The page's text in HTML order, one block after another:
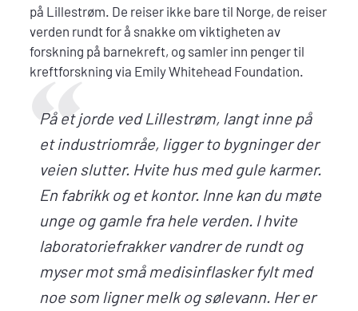
på Lillestrøm. De reiser ikke bare til Norge, de reiser
verden rundt for å snakke om viktigheten av
forskning på barnekreft, og samler inn penger til
kreftforskning via Emily Whitehead Foundation.
På et jorde ved Lillestrøm, langt inne på
et industriområe, ligger to bygninger der
veien slutter. Hvite hus med gule karmer.
En fabrikk og et kontor. Inne kan du møte
unge og gamle fra hele verden. I hvite
laboratoriefrakker vandrer de rundt og
myser mot små medisinflasker fylt med
noe som ligner melk og sølevann. Her er